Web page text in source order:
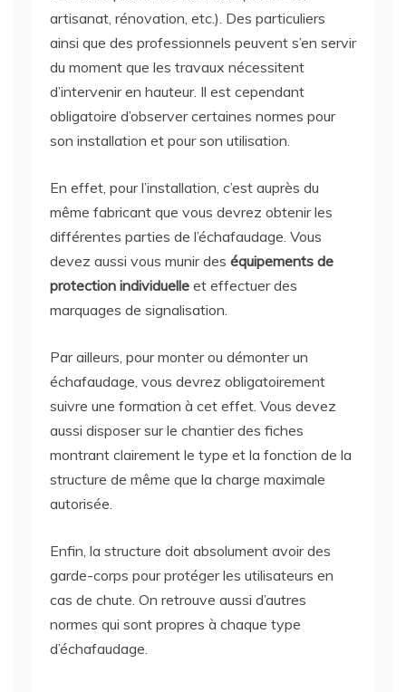
artisanat, rénovation, etc.). Des particuliers
ainsi que des professionnels peuvent s’en servir
du moment que les travaux nécessitent
d’intervenir en hauteur. Il est cependant
obligatoire d’observer certaines normes pour
son installation et pour son utilisation.
En effet, pour l’installation, c’est auprès du
même fabricant que vous devrez obtenir les
différentes parties de l’échafaudage. Vous
devez aussi vous munir des équipements de
protection individuelle et effectuer des
marquages de signalisation.
Par ailleurs, pour monter ou démonter un
échafaudage, vous devrez obligatoirement
suivre une formation à cet effet. Vous devez
aussi disposer sur le chantier des fiches
montrant clairement le type et la fonction de la
structure de même que la charge maximale
autorisée.
Enfin, la structure doit absolument avoir des
garde-corps pour protéger les utilisateurs en
cas de chute. On retrouve aussi d’autres
normes qui sont propres à chaque type
d’échafaudage.